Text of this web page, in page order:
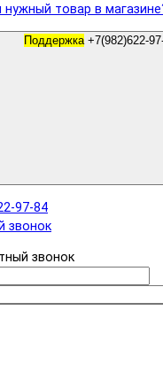
нужный товар в
Поддержка
97-84
звонок
звонок